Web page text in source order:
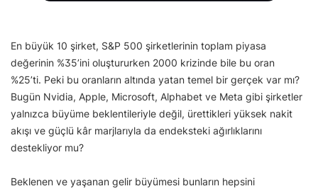
En büyük 10 şirket, S&P 500 şirketlerinin toplam piyasa
değerinin %35’ini oluştururken 2000 krizinde bile bu oran
%25’ti. Peki bu oranların altında yatan temel bir gerçek var mı?
Bugün Nvidia, Apple, Microsoft, Alphabet ve Meta gibi şirketler
yalnızca büyüme beklentileriyle değil, ürettikleri yüksek nakit
akışı ve güçlü kâr marjlarıyla da endeksteki ağırlıklarını
destekliyor mu?
Beklenen ve yaşanan gelir büyümesi bunların hepsini